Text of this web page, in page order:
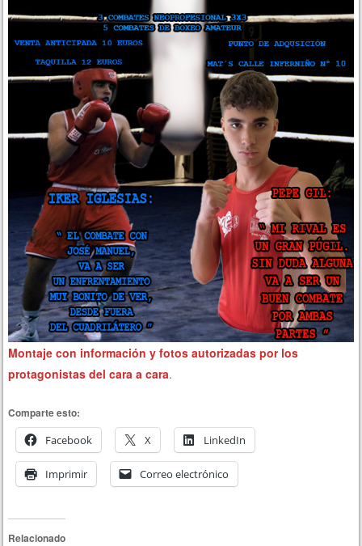
Montaje con información y fotos autorizadas por los
protagonistas del cara a cara.
Comparte esto:
Facebook
X LinkedIn
Imprimir Correo electrónico
Relacionado